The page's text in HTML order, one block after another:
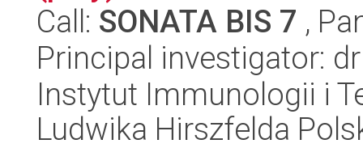
Call: SONATA BIS 7 ,
Principal investigator:
Instytut Immunologii i
Ludwika Hirszfelda